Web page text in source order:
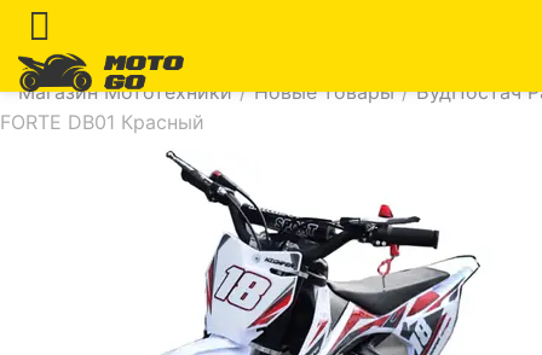
Магазин Мототехники / Новые товары / БудПостач
FORTE DB01 Красный